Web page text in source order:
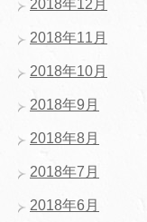
2018年12月
2018年11月
2018年10月
2018年9月
2018年8月
2018年7月
2018年6月